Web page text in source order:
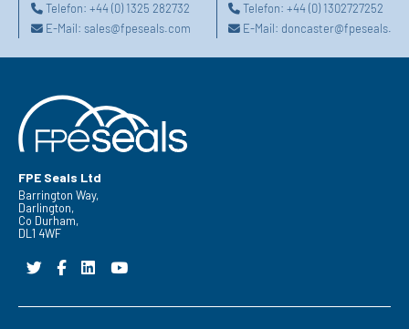
Telefon: +44 (0) 1325 282732
E-Mail: sales@fpeseals.com
Telefon:+44 (0) 1302727252
E-Mail:
FPE Seals Ltd
Barrington Way,
Darlington,
Co Durham,
DL1 4WF